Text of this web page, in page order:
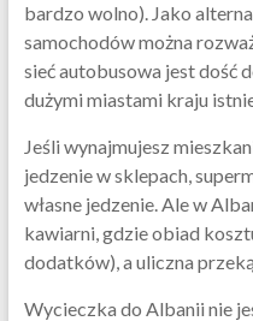
bardzo wolno). Jako
samochodów można
sieć autobusowa jest dość
dużymi miastami kraju
Jeśli wynajmujesz
jedzenie w sklepach,
własne jedzenie. Ale w
kawiarni, gdzie obiad
dodatków), a uliczna
Wycieczka do Albanii nie